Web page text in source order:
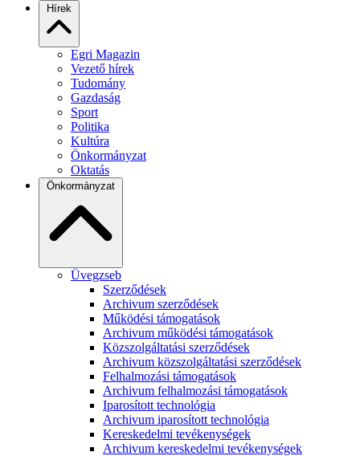
Hírek
Egri Magazin
Vezető hírek
Tudomány
Gazdaság
Sport
Politika
Kultúra
Önkormányzat
Oktatás
Önkormányzat
Üvegzseb
Szerződések
Archivum szerződések
Működési támogatások
Archivum működési támogatások
Közszolgáltatási szerződések
Archivum közszolgáltatási szerződések
Felhalmozási támogatások
Archivum felhalmozási támogatások
Iparosított technológia
Archivum iparosított technológia
Kereskedelmi tevékenységek
Archivum kereskedelmi tevékenységek